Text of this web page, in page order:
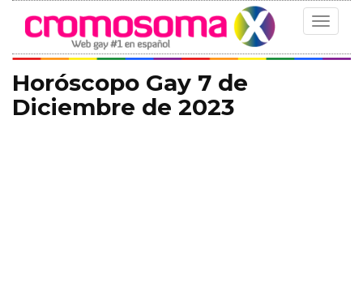
Toggle
Horóscopo Gay 7 de
Diciembre de 2023